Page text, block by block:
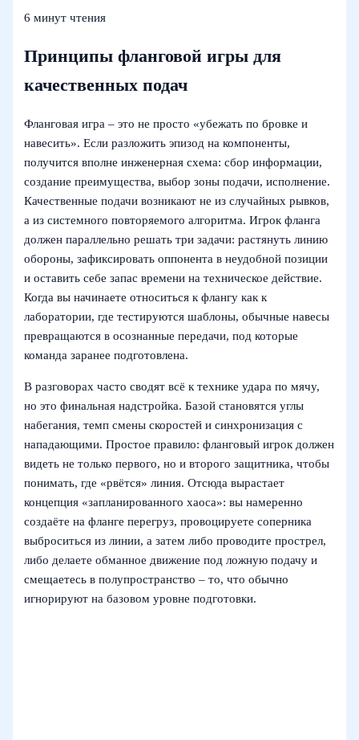
6 минут чтения
Принципы фланговой игры для
качественных подач
Фланговая игра – это не просто «убежать по бровке и
навесить». Если разложить эпизод на компоненты,
получится вполне инженерная схема: сбор информации,
создание преимущества, выбор зоны подачи, исполнение.
Качественные подачи возникают не из случайных рывков,
а из системного повторяемого алгоритма. Игрок фланга
должен параллельно решать три задачи: растянуть линию
обороны, зафиксировать оппонента в неудобной позиции
и оставить себе запас времени на техническое действие.
Когда вы начинаете относиться к флангу как к
лаборатории, где тестируются шаблоны, обычные навесы
превращаются в осознанные передачи, под которые
команда заранее подготовлена.
В разговорах часто сводят всё к технике удара по мячу,
но это финальная надстройка. Базой становятся углы
набегания, темп смены скоростей и синхронизация с
нападающими. Простое правило: фланговый игрок должен
видеть не только первого, но и второго защитника, чтобы
понимать, где «рвётся» линия. Отсюда вырастает
концепция «запланированного хаоса»: вы намеренно
создаёте на фланге перегруз, провоцируете соперника
выброситься из линии, а затем либо проводите прострел,
либо делаете обманное движение под ложную подачу и
смещаетесь в полупространство – то, что обычно
игнорируют на базовом уровне подготовки.